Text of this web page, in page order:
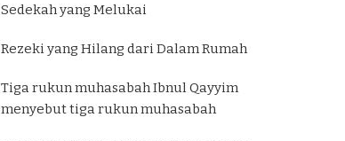
Sedekah yang Melukai
Rezeki yang Hilang dari Dalam Rumah
Tiga rukun muhasabah Ibnul Qayyim
menyebut tiga rukun muhasabah